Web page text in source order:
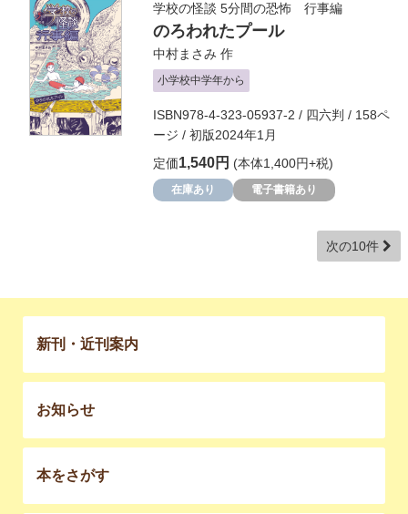
学校の怪談 5分間の恐怖 行事編
のろわれたプール
中村まさみ 作
小学校中学年から
ISBN978-4-323-05937-2 / 四六判 / 158ペ
ージ / 初版2024年1月
定価1,540円 (本体1,400円+税)
在庫あり 電子書籍あり
次の10件
新刊・近刊案内
お知らせ
本をさがす